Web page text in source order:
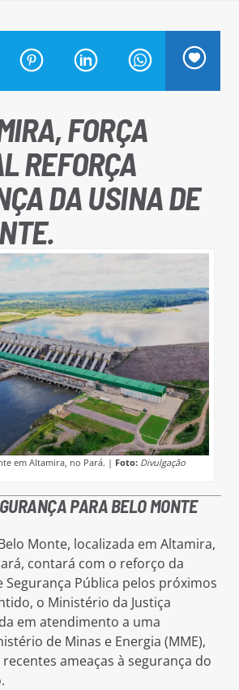
FORÇA
REFORÇA
DA USINA DE
em Altamira, no Pará. | Foto: Divulgação
PARA BELO MONTE
Monte, localizada em Altamira,
contará com o reforço da
Segurança Pública pelos próximos
o Ministério da Justiça
em atendimento a uma
de Minas e Energia (MME),
ameaças à segurança do